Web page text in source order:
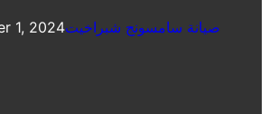
1, 2024صيانة سامسونج شبراخيت